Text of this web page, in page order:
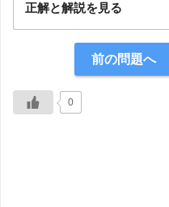
正解と解説を見る
前の問題へ
0